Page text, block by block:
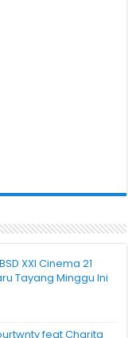
XXI Cinema 21
Tayang Minggu Ini
feat Charita